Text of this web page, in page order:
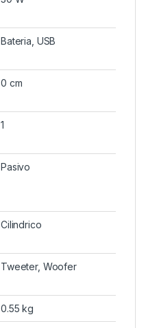
Bateria, USB
0 cm
1
Pasivo
Cilindrico
Tweeter, Woofer
0.55 kg